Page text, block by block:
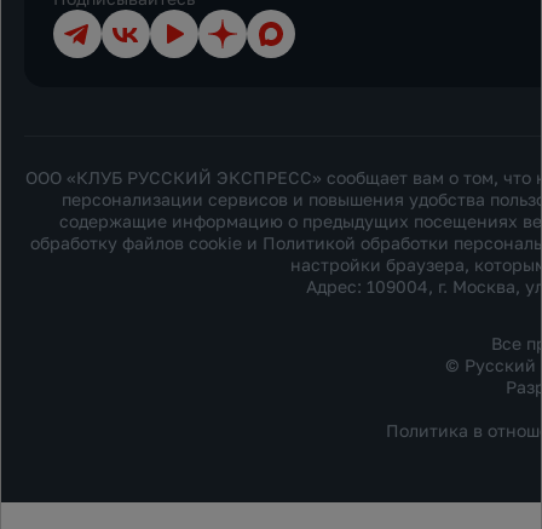
ТелеграмВКонтакте
YouTubeДзен Max
ООО «КЛУБ РУССКИЙ ЭКСПРЕСС» сообщает вам о том, что
персонализации сервисов и повышения удобства
содержащие информацию о предыдущих посещениях
обработку файлов cookie и Политикой обработки
настройки браузера,
Адрес: 109004, г. Москва,
Все
© Русский
Политика в